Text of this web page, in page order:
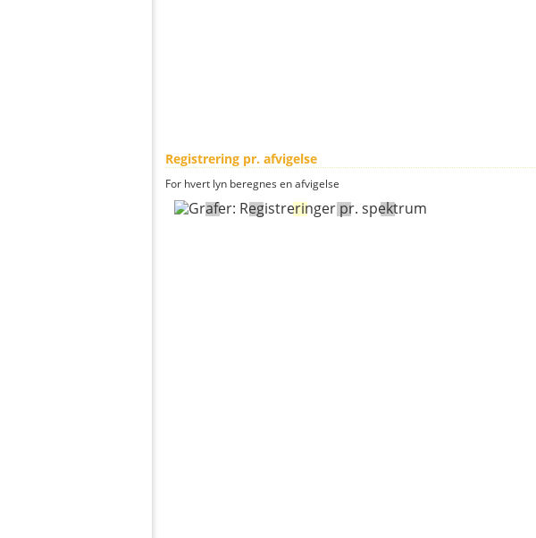
Registrering pr. afvigelse
For hvert lyn beregnes en afvigelse